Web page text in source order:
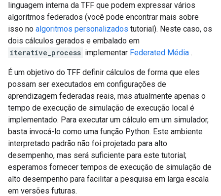
linguagem interna da TFF que podem expressar vários
algoritmos federados (você pode encontrar mais sobre
isso no algoritmos personalizados tutorial). Neste caso, os
dois cálculos gerados e embalado em
iterative_process implementar Federated Média .
É um objetivo do TFF definir cálculos de forma que eles
possam ser executados em configurações de
aprendizagem federadas reais, mas atualmente apenas o
tempo de execução de simulação de execução local é
implementado. Para executar um cálculo em um simulador,
basta invocá-lo como uma função Python. Este ambiente
interpretado padrão não foi projetado para alto
desempenho, mas será suficiente para este tutorial;
esperamos fornecer tempos de execução de simulação de
alto desempenho para facilitar a pesquisa em larga escala
em versões futuras.